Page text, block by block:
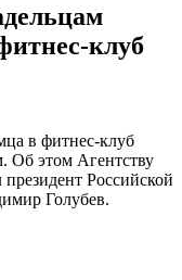
клуб
в фитнес-клуб
Об этом Агентству
Российской
Голубев.